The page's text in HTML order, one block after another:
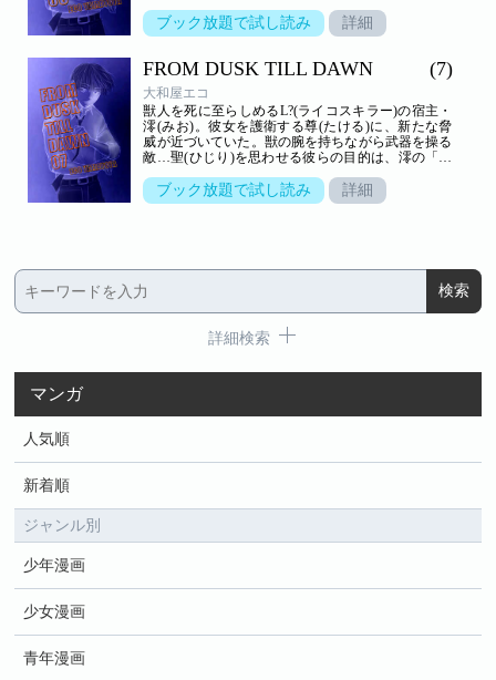
ブック放題で試し読み 詳細
FROM DUSK TILL DAWN (7)
大和屋エコ
獣人を死に至らしめるL?(ライコスキラー)の宿主・
澪(みお)。彼女を護衛する尊(たける)に、新たな脅
威が近づいていた。獣の腕を持ちながら武器を操る
敵…聖(ひじり)を思わせる彼らの目的は、澪の「奪
ブック放題で試し読み 詳細
詳細検索
マンガ
人気順
新着順
ジャンル別
少年漫画
少女漫画
青年漫画